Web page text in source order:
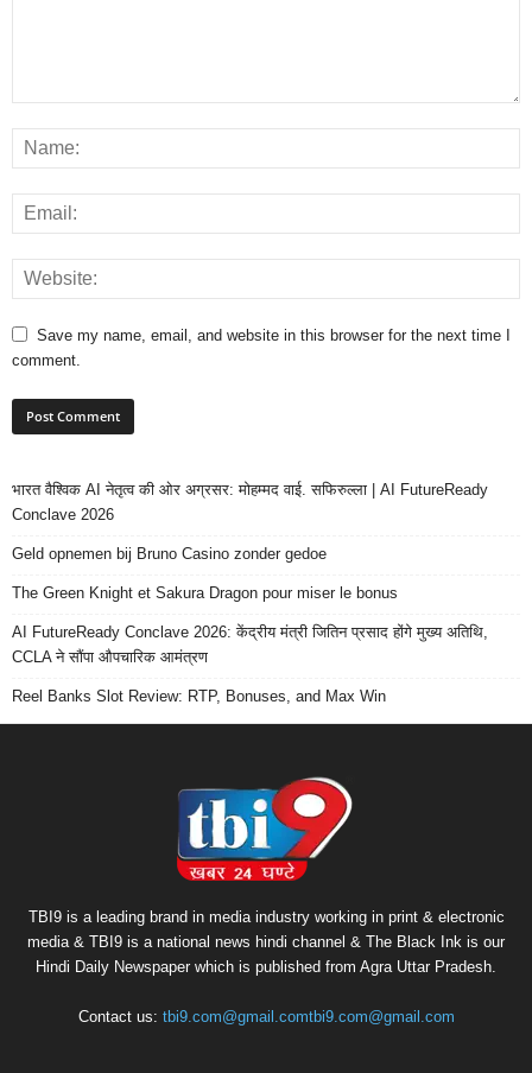
Save my name, email, and website in this browser for the next time I
comment.
भारत वैश्विक AI नेतृत्व की ओर अग्रसर: मोहम्मद वाई. सफिरुल्ला | AI FutureReady
Conclave 2026
Geld opnemen bij Bruno Casino zonder gedoe
The Green Knight et Sakura Dragon pour miser le bonus
AI FutureReady Conclave 2026: केंद्रीय मंत्री जितिन प्रसाद होंगे मुख्य अतिथि,
CCLA ने सौंपा औपचारिक आमंत्रण
Reel Banks Slot Review: RTP, Bonuses, and Max Win
TBI9 is a leading brand in media industry working in print & electronic
media & TBI9 is a national news hindi channel & The Black Ink is our
Hindi Daily Newspaper which is published from Agra Uttar Pradesh.
Contact us: tbi9.com@gmail.comtbi9.com@gmail.com